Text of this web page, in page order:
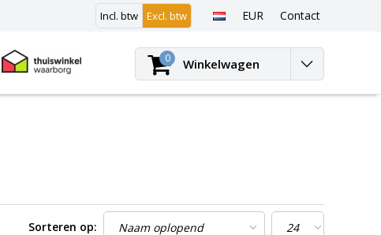
Incl. btw Excl. btw EUR Contact
Inloggen
0 Winkelwagen
Sorteren op: